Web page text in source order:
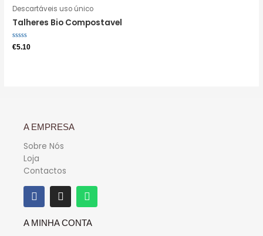
Descartáveis uso único
Talheres Bio Compostavel
Avaliação
0
€5.10
A EMPRESA
Sobre Nós
Loja
Contactos
A MINHA CONTA